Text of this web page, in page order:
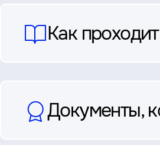
вопросы
Как
Документы,